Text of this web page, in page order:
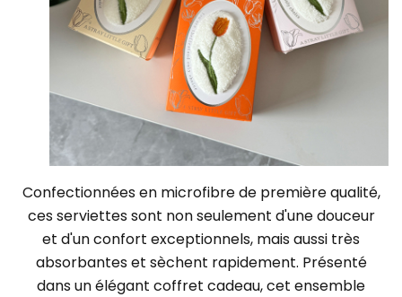
Confectionnées en microfibre de première qualité,
ces serviettes sont non seulement d'une douceur
et d'un confort exceptionnels, mais aussi très
absorbantes et sèchent rapidement. Présenté
dans un élégant coffret cadeau, cet ensemble